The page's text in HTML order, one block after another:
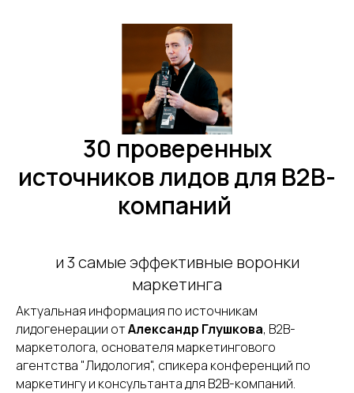
30 проверенных
источников лидов для B2B-
компаний
и 3 самые эффективные воронки
маркетинга
Актуальная информация по источникам
лидогенерации отАлександр Глушкова, B2B-
маркетолога, основателя маркетингового
агентства "Лидология", спикера конференций по
маркетингу и консультанта для B2B-компаний.